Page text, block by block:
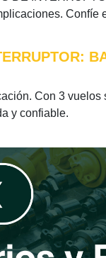
Confíe
Con 3
y confiable.